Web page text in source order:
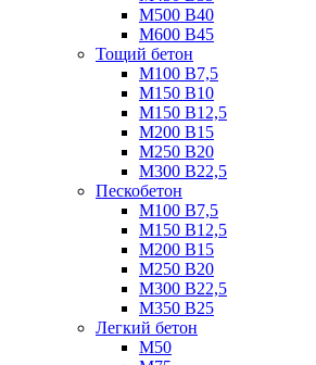
М500 B40
М600 B45
Тощий бетон
М100 В7,5
М150 В10
М150 В12,5
М200 В15
М250 В20
М300 В22,5
Пескобетон
М100 В7,5
М150 В12,5
М200 В15
М250 В20
М300 В22,5
М350 В25
Легкий бетон
М50